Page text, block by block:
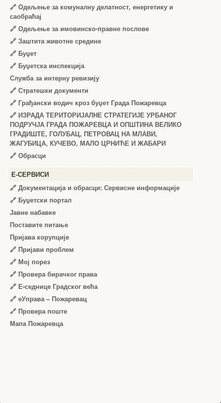
🔗 Одељење за комуналну делатност, енергетику и
саобраћај
🔗 Одељење за имовинско-правне послове
🔗 Заштита животне средине
🔗 Буџет
🔗 Буџетска инспекција
Служба за интерну ревизију
🔗 Стратешки документи
🔗 Грађански водич кроз буџет Града Пожаревца
🔗 ИЗРАДА ТЕРИТОРИЈАЛНЕ СТРАТЕГИЈЕ УРБАНОГ
ПОДРУЧЈА ГРАДА ПОЖАРЕВЦА И ОПШТИНА ВЕЛИКО
ГРАДИШТЕ, ГОЛУБАЦ, ПЕТРОВАЦ НА МЛАВИ,
ЖАГУБИЦА, КУЧЕВО, МАЛО ЦРНИЋЕ И ЖАБАРИ
🔗 Обрасци
Е-СЕРВИСИ
🔗 Документација и обрасци: Сервисне информације
🔗 Буџетски портал
Јавне набавке
Поставите питање
Пријава корупције
🔗 Пријави проблем
🔗 Мој порез
🔗 Провера бирачког права
🔗 Е-седнице Градског већа
🔗 еУправа – Пожаревац
🔗 Провера поште
Мапа Пожаревца